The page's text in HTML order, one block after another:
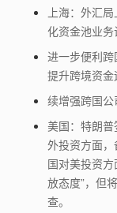
上海：外汇
化资金池业务
进一步便利跨
提升跨境资
续增强跨国公
美国：特朗
外投资方面
国对美投资
放态度”，但
查。